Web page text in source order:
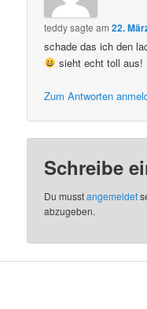
teddysagte am22.
schade das ich den
sieht echt toll aus!
Zum Antworten
Schreibe
Du musstangemeldet
abzugeben.